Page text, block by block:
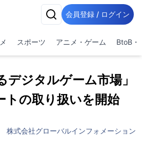
会員登録 / ログイン
スポーツ アニメ・ゲーム BtoB・
デジタルゲーム市場」
トの取り扱いを開始
株式会社グローバルインフォメーション